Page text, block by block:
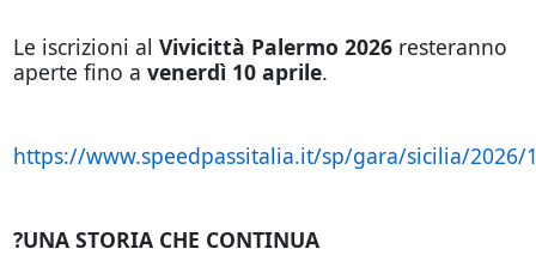
Le iscrizioni al Vivicittà Palermo 2026resteranno
aperte fino a venerdì 10 aprile.
https://www.speedpassitalia.it/sp/gara/sicilia/2026/
?UNA STORIA CHE CONTINUA